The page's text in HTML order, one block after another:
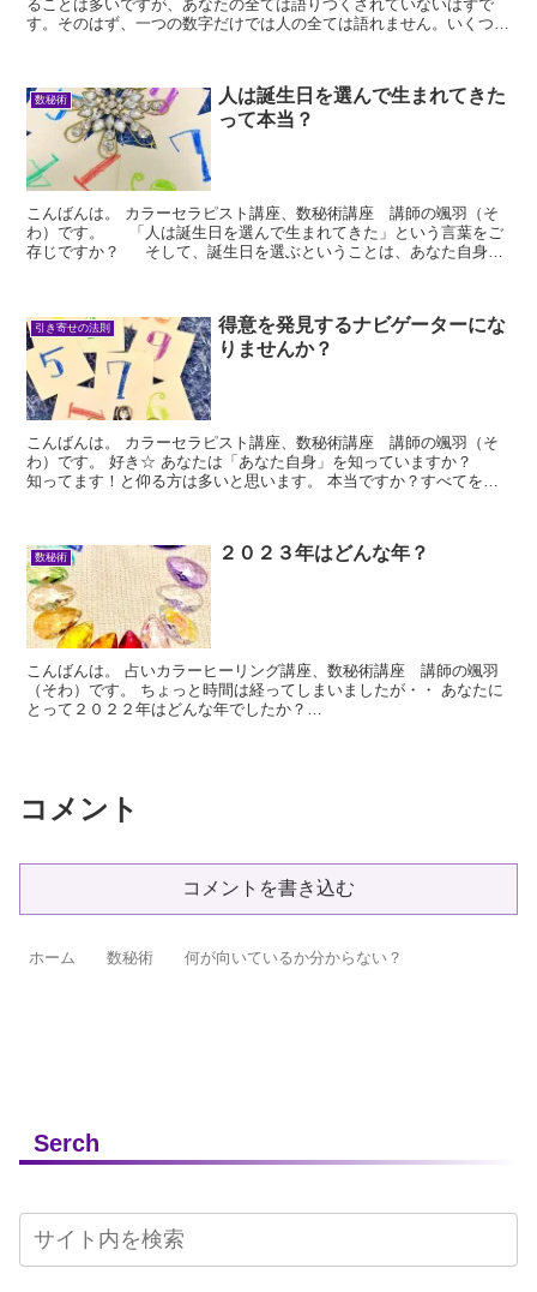
ることは多いですが、あなたの全ては語りつくされていないはずで
す。そのはず、一つの数字だけでは人の全ては語れません。いくつか
数秘術
人は誕生日を選んで生まれてきた
って本当？
こんばんは。 カラーセラピスト講座、数秘術講座 講師の颯羽（そ
わ）です。 「人は誕生日を選んで生まれてきた」という言葉をご
存じですか？ そして、誕生日を選ぶということは、あなた自身
引き寄せの法則
得意を発見するナビゲーターにな
りませんか？
こんばんは。 カラーセラピスト講座、数秘術講座 講師の颯羽（そ
わ）です。 好き☆ あなたは「あなた自身」を知っていますか？
知ってます！と仰る方は多いと思います。 本当ですか？すべてを知
数秘術 ２０２３年はどんな年？
こんばんは。 占いカラーヒーリング講座、数秘術講座 講師の颯羽
（そわ）です。 ちょっと時間は経ってしまいましたが・・ あなたに
とって２０２２年はどんな年でしたか？
コメント
コメントを書き込む
ホーム 数秘術 何が向いているか分からない？
Serch